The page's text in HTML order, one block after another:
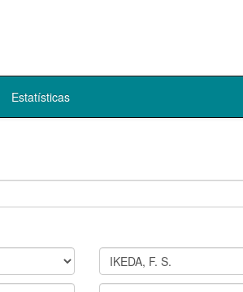
Estatísticas